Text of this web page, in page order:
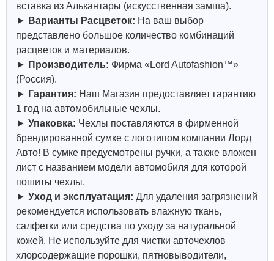
вставка из Алькантары (искусственная замша).
► Варианты Расцветок: На ваш выбор
представлено большое количество комбинаций
расцветок и материалов.
► Производитель: Фирма «Lord Autofashion™»
(Россия).
► Гарантия: Наш Магазин предоставляет гарантию
1 год на автомобильные чехлы.
► Упаковка: Чехлы поставляются в фирменной
брендированной сумке с логотипом компании Лорд
Авто! В сумке предусмотрены ручки, а также вложен
лист с названием модели автомобиля для которой
пошиты чехлы.
► Уход и эксплуатация: Для удаления загрязнений
рекомендуется использовать влажную ткань,
салфетки или средства по уходу за натуральной
кожей. Не используйте для чистки авточехлов
хлорсодержащие порошки, пятновыводители,